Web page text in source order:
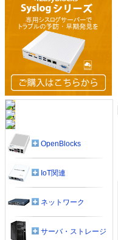
OpenBlocks
IoT関連
ネットワーク
サーバ・ストレージ